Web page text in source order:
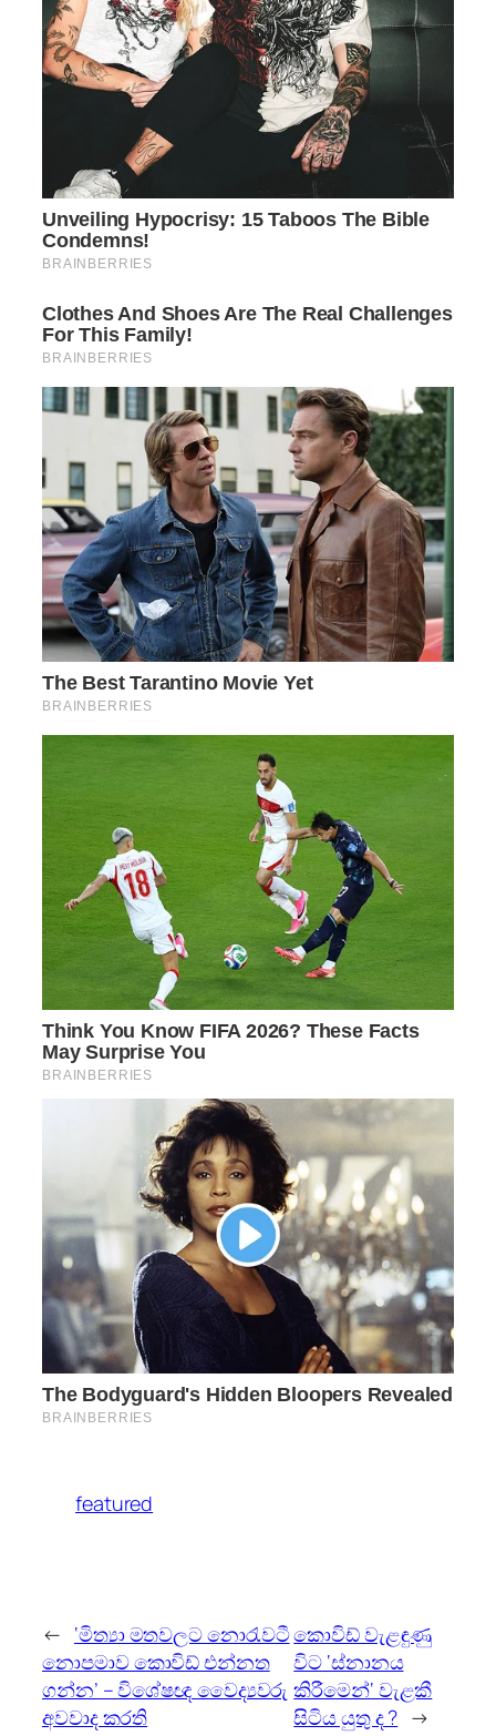
featured
← ‘මිත්‍යා මතවලට නොරැවටී
නොපමාව කොවිඩ් එන්නත
ගන්න’ – විශේෂඥ වෛද්‍යවරු
අවවාද කරති
කොවිඩ් වැළඳුණු
විට ‘ස්නානය
කිරීමෙන්‘ වැළකී
සිටිය යුතු ද ? →